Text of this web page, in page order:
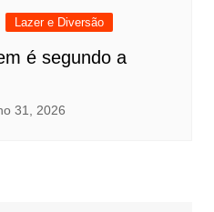
Lazer e Diversão
é segundo a
31, 2026